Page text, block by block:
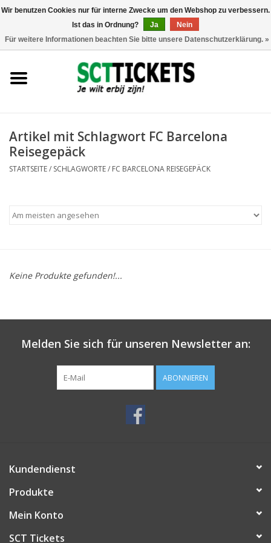
Artikel mit Schlagwort FC Barcelona
Reisegepäck
STARTSEITE/ SCHLAGWORTE/ FC BARCELONA REISEGEPÄCK
Keine Produkte gefunden!...
Melden Sie sich für unseren Newsletter an:
ABONNIEREN
Kundendienst
Produkte
Mein Konto
SCT Tickets
Wir benutzen Cookies nur für interne Zwecke um den Webshop zu verbessern.
Ist das in Ordnung?
Ja
Nein
Für weitere Informationen beachten Sie bitte unsere Datenschutzerklärung. »